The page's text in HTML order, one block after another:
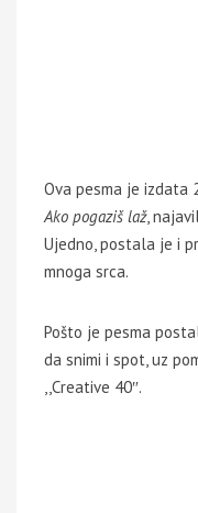
Ova pesma je izdata
Ako pogaziš laž,
Ujedno, postala je i
mnoga srca.
Pošto je pesma
da snimi i spot, uz
,,Creative 40″.